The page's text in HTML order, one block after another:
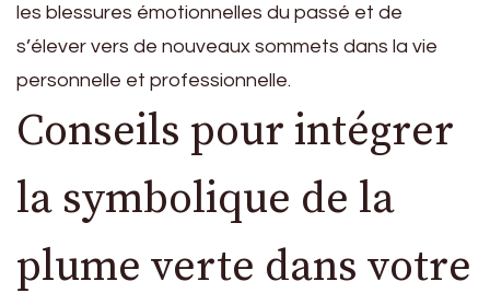
les blessures émotionnelles du passé et de
s’élever vers de nouveaux sommets dans la vie
personnelle et professionnelle.
Conseils pour intégrer
la symbolique de la
plume verte dans votre